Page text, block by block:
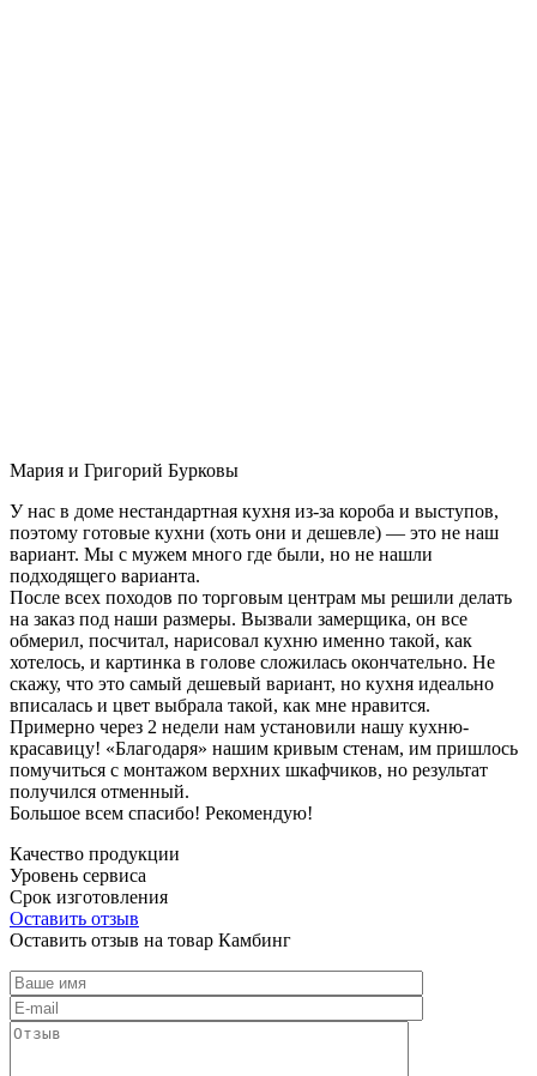
Мария и Григорий Бурковы
У нас в доме нестандартная кухня из-за короба и выступов,
поэтому готовые кухни (хоть они и дешевле) — это не наш
вариант. Мы с мужем много где были, но не нашли
подходящего варианта.
После всех походов по торговым центрам мы решили делать
на заказ под наши размеры. Вызвали замерщика, он все
обмерил, посчитал, нарисовал кухню именно такой, как
хотелось, и картинка в голове сложилась окончательно. Не
скажу, что это самый дешевый вариант, но кухня идеально
вписалась и цвет выбрала такой, как мне нравится.
Примерно через 2 недели нам установили нашу кухню-
красавицу! «Благодаря» нашим кривым стенам, им пришлось
помучиться с монтажом верхних шкафчиков, но результат
получился отменный.
Большое всем спасибо! Рекомендую!
Качество продукции
Уровень сервиса
Срок изготовления
Оставить отзыв
Оставить отзыв на товар Камбинг